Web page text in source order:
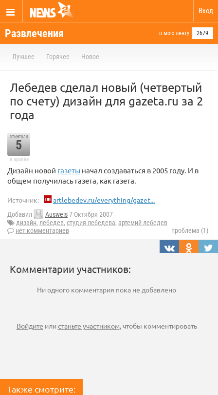
Вход
Развлечения в мою ленту 2679
Лучшее Горячее Новое
Лебедев сделал новый (четвертый
по счету) дизайн для gazeta.ru за 2
года
отметили
5
в архиве
Дизайн новой газеты начал создаваться в 2005 году. И в
общем получилась газета, как газета.
Источник: artlebedev.ru/everything/gazet...
Добавил Ausweis7 Октября 2007
дизайн, лебедев, студия лебедева, артемий лебедев
нет комментариев
проблема (1)
Комментарии участников:
Ни одного комментария пока не добавлено
Войдите илистаньте участником, чтобы комментировать
Также смотрите: